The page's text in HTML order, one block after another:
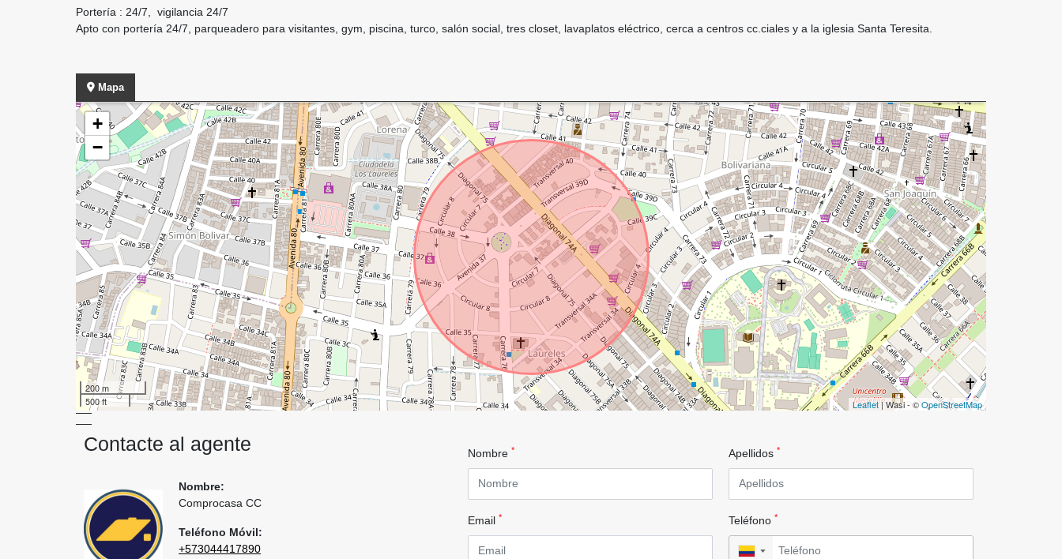
Portería : 24/7, vigilancia 24/7
Apto con portería 24/7, parqueadero para visitantes, gym, piscina, turco, salón social, tres closet, lavaplatos eléctrico, cerca a centros cc.ciales y a la iglesia Santa Teresita.
Mapa
+
−
200 m
500 ft
Leaflet| Wasi - ©OpenStreetMap
Contacte al agente
Nombre:
Comprocasa CC
Teléfono Móvil:
+573044417890
Nombre * Apellidos *
Email * Teléfono *
▼